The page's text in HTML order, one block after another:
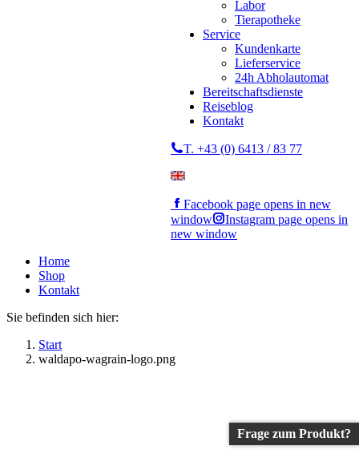
Labor
Tierapotheke
Service
Kundenkarte
Lieferservice
24h Abholautomat
Bereitschaftsdienste
Reiseblog
Kontakt
T. +43 (0) 6413 / 83 77
Facebook page opens in new
window
Instagram page opens in
new window
Home
Shop
Kontakt
Sie befinden sich hier:
Start
waldapo-wagrain-logo.png
Frage zum Produkt?